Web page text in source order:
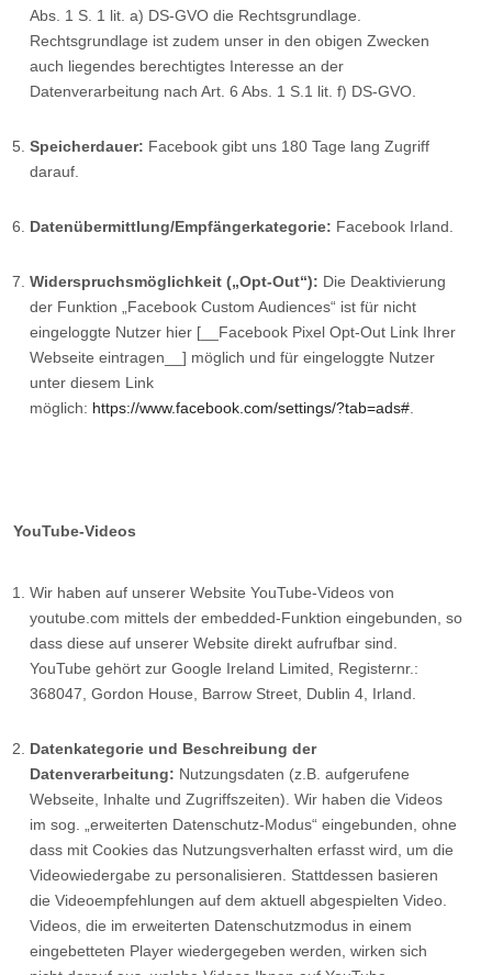
Abs. 1 S. 1 lit. a) DS-GVO die Rechtsgrundlage.
Rechtsgrundlage ist zudem unser in den obigen Zwecken
auch liegendes berechtigtes Interesse an der
Datenverarbeitung nach Art. 6 Abs. 1 S.1 lit. f) DS-GVO.
Speicherdauer: Facebook gibt uns 180 Tage lang Zugriff
darauf.
Datenübermittlung/Empfängerkategorie: Facebook Irland.
Widerspruchsmöglichkeit („Opt-Out“): Die Deaktivierung
der Funktion „Facebook Custom Audiences“ ist für nicht
eingeloggte Nutzer hier [__Facebook Pixel Opt-Out Link Ihrer
Webseite eintragen__] möglich und für eingeloggte Nutzer
unter diesem Link
möglich: https://www.facebook.com/settings/?tab=ads#
YouTube-Videos
Wir haben auf unserer Website YouTube-Videos von
youtube.com mittels der embedded-Funktion eingebunden, so
dass diese auf unserer Website direkt aufrufbar sind.
YouTube gehört zur Google Ireland Limited, Registernr.:
368047, Gordon House, Barrow Street, Dublin 4, Irland.
Datenkategorie und Beschreibung der
Datenverarbeitung: Nutzungsdaten (z.B. aufgerufene
Webseite, Inhalte und Zugriffszeiten). Wir haben die Videos
im sog. „erweiterten Datenschutz-Modus“ eingebunden, ohne
dass mit Cookies das Nutzungsverhalten erfasst wird, um die
Videowiedergabe zu personalisieren. Stattdessen basieren
die Videoempfehlungen auf dem aktuell abgespielten Video.
Videos, die im erweiterten Datenschutzmodus in einem
eingebetteten Player wiedergegeben werden, wirken sich